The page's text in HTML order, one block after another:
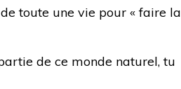
toute une vie pour « faire la
de ce monde naturel, tu